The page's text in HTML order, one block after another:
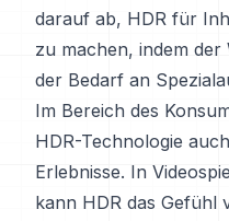
darauf ab, HDR für
zu machen, indem
der Bedarf an
Im Bereich des
HDR-Technologie
Erlebnisse. In
kann HDR das Gefühl